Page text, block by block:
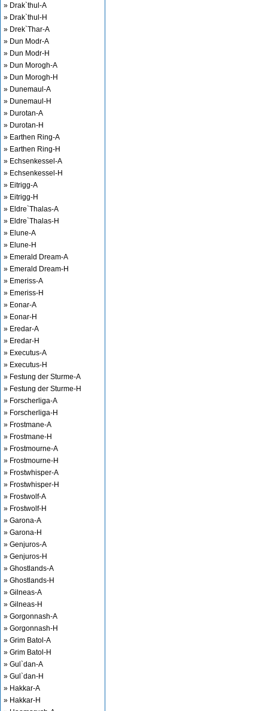
» Drak`thul-A
» Drak`thul-H
» Drek`Thar-A
» Dun Modr-A
» Dun Modr-H
» Dun Morogh-A
» Dun Morogh-H
» Dunemaul-A
» Dunemaul-H
» Durotan-A
» Durotan-H
» Earthen Ring-A
» Earthen Ring-H
» Echsenkessel-A
» Echsenkessel-H
» Eitrigg-A
» Eitrigg-H
» Eldre`Thalas-A
» Eldre`Thalas-H
» Elune-A
» Elune-H
» Emerald Dream-A
» Emerald Dream-H
» Emeriss-A
» Emeriss-H
» Eonar-A
» Eonar-H
» Eredar-A
» Eredar-H
» Executus-A
» Executus-H
» Festung der Sturme-A
» Festung der Sturme-H
» Forscherliga-A
» Forscherliga-H
» Frostmane-A
» Frostmane-H
» Frostmourne-A
» Frostmourne-H
» Frostwhisper-A
» Frostwhisper-H
» Frostwolf-A
» Frostwolf-H
» Garona-A
» Garona-H
» Genjuros-A
» Genjuros-H
» Ghostlands-A
» Ghostlands-H
» Gilneas-A
» Gilneas-H
» Gorgonnash-A
» Gorgonnash-H
» Grim Batol-A
» Grim Batol-H
» Gul`dan-A
» Gul`dan-H
» Hakkar-A
» Hakkar-H